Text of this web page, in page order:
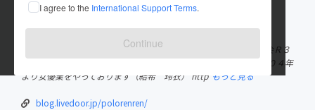
I agree to the International Support Terms.
Continue
在住国：日本 現在地：東京都
出身国：未設定
２０１０年よりＭＩＸＩにてコミュニティ「季節のおいしい飲み会Ｒ３
０～」を立ち上げ飲み会中心のオフ会を開催してきました。 ２００４年
より女優業をやっております（結希 玲衣） http もっと見る
blog.livedoor.jp/polorenren/